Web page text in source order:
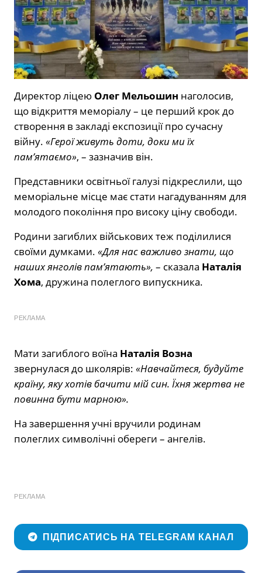
Директор ліцею Олег Мельошин наголосив,
що відкриття меморіалу – це перший крок до
створення в закладі експозиції про сучасну
війну. «Герої живуть доти, доки ми їх
пам’ятаємо», – зазначив він.
Представники освітньої галузі підкреслили, що
меморіальне місце має стати нагадуванням для
молодого покоління про високу ціну свободи.
Родини загиблих військових теж поділилися
своїми думками. «Для нас важливо знати, що
наших янголів пам’ятають», – сказала Наталія
Хома, дружина полеглого випускника.
РЕКЛАМА
Мати загиблого воїна Наталія Возна
звернулася до школярів: «Навчайтеся, будуйте
країну, яку хотів бачити мій син. Їхня жертва не
повинна бути марною».
На завершення учні вручили родинам
полеглих символічні обереги – ангелів.
РЕКЛАМА
ПІДПИСАТИСЬ НА TELEGRAM КАНАЛ